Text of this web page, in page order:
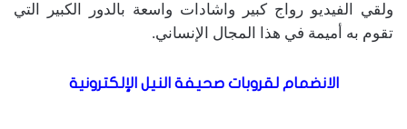
ولقي الفيديو رواج كبير واشادات واسعة بالدور الكبير التي
تقوم به أميمة في هذا المجال الإنساني.
الانضمام لقروبات صحيفة النيل الإلكترونية